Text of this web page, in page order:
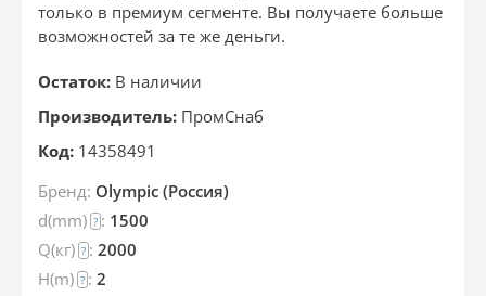
только в премиум сегменте. Вы получаете больше
возможностей за те же деньги.
Остаток: В наличии
Производитель: ПромСнаб
Код: 14358491
Бренд: Olympic (Россия)
d(mm) ? : 1500
Q(кг) ? : 2000
H(m) ? : 2